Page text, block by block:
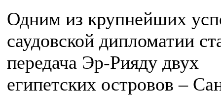
Одним из крупнейших
саудовской дипломатии
передача Эр-Рияду двух
египетских островов –